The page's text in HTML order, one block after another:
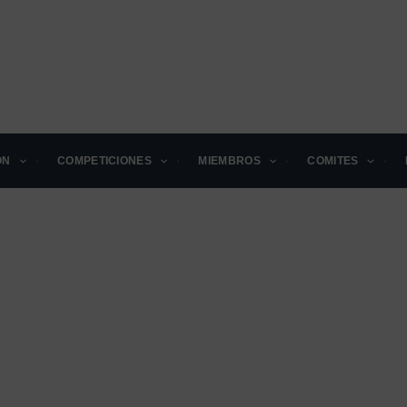
COMPETICIONES MIEMBROS COMITES